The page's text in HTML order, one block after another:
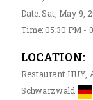
Date: Sat, May 9,
Time: 05:30 PM -
LOCATION:
Restaurant HUY,
Schwarzwald